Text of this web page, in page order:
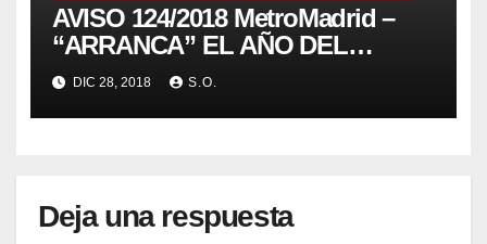
AVISO 124/2018 MetroMadrid –
“ARRANCA” EL AÑO DEL
CENTENARIO
DIC 28, 2018 S.O.
Deja una respuesta